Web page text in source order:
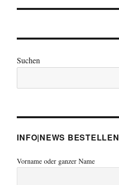
Suchen
INFO|NEWS BESTELLEN
Vorname oder ganzer Name